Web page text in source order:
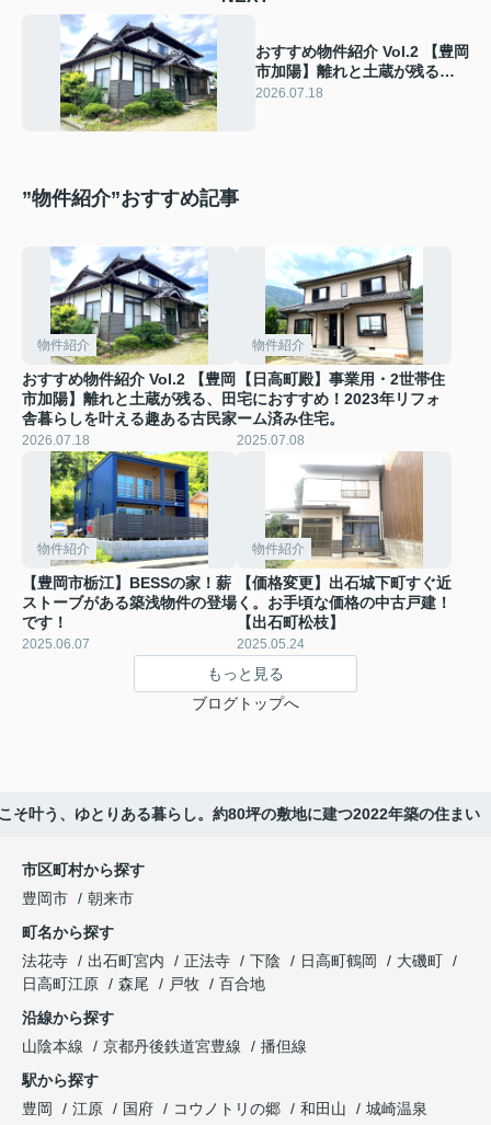
おすすめ物件紹介 Vol.2 【豊岡
市加陽】離れと土蔵が残る、
田舎暮らしを叶える趣ある古
2026.07.18
”物件紹介”おすすめ記事
物件紹介
おすすめ物件紹介 Vol.2 【豊岡
市加陽】離れと土蔵が残る、田
舎暮らしを叶える趣ある古民家
2026.07.18
物件紹介
【日高町殿】事業用・2世帯住
宅におすすめ！2023年リフォ
ーム済み住宅。
2025.07.08
物件紹介
【豊岡市栃江】BESSの家！薪
ストーブがある築浅物件の登場
です！
2025.06.07
物件紹介
【価格変更】出石城下町すぐ近
く。お手頃な価格の中古戸建！
【出石町松枝】
2025.05.24
もっと見る
ブログトップへ
そ叶う、ゆとりある暮らし。約80坪の敷地に建つ2022年築の住まい
市区町村から探す
豊岡市
朝来市
町名から探す
法花寺
出石町宮内 正法寺 下陰 日高町鶴岡
大磯町
日高町江原
森尾 戸牧
百合地
沿線から探す
山陰本線
京都丹後鉄道宮豊線
播但線
駅から探す
豊岡
江原 国府 コウノトリの郷 和田山 城崎温泉